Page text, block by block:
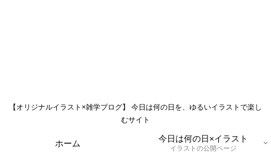
【オリジナルイラスト×雑学ブログ】 今日は何の日を、ゆるいイラストで楽し
むサイト
ホーム 今日は何の日×イラスト
イラストの公開ページ